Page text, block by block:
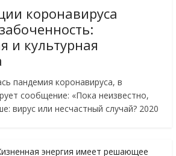
коронавируса
и культурная
пандемия коронавируса, в
сообщение: «Пока неизвестно,
вирус или несчастный случай? 2020
энергия имеет решающее